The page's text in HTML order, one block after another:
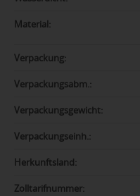
Material:
Verpackung:
Verpackungsabm.:
Verpackungsgewicht:
Verpackungseinh.:
Herkunftsland:
Zolltarifnummer: